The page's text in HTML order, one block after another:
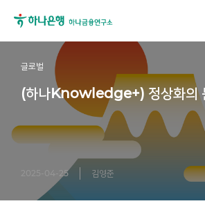
글로벌
(하나Knowledge+) 정상화의
2025-04-25 김영준